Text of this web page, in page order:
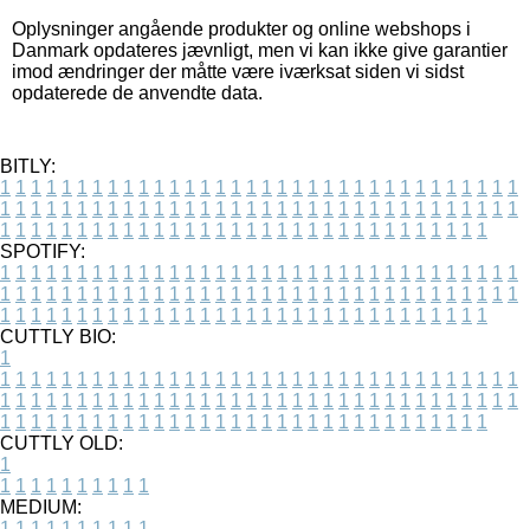
Oplysninger angående produkter og online webshops i
Danmark opdateres jævnligt, men vi kan ikke give garantier
imod ændringer der måtte være iværksat siden vi sidst
opdaterede de anvendte data.
BITLY:
1 1 1 1 1 1 1 1 1 1 1 1 1 1 1 1 1 1 1 1 1 1 1 1 1 1 1 1 1 1 1 1 1 1
1 1 1 1 1 1 1 1 1 1 1 1 1 1 1 1 1 1 1 1 1 1 1 1 1 1 1 1 1 1 1 1 1 1
1 1 1 1 1 1 1 1 1 1 1 1 1 1 1 1 1 1 1 1 1 1 1 1 1 1 1 1 1 1 1 1
SPOTIFY:
1 1 1 1 1 1 1 1 1 1 1 1 1 1 1 1 1 1 1 1 1 1 1 1 1 1 1 1 1 1 1 1 1 1
1 1 1 1 1 1 1 1 1 1 1 1 1 1 1 1 1 1 1 1 1 1 1 1 1 1 1 1 1 1 1 1 1 1
1 1 1 1 1 1 1 1 1 1 1 1 1 1 1 1 1 1 1 1 1 1 1 1 1 1 1 1 1 1 1 1
CUTTLY BIO:
1
1 1 1 1 1 1 1 1 1 1 1 1 1 1 1 1 1 1 1 1 1 1 1 1 1 1 1 1 1 1 1 1 1 1
1 1 1 1 1 1 1 1 1 1 1 1 1 1 1 1 1 1 1 1 1 1 1 1 1 1 1 1 1 1 1 1 1 1
1 1 1 1 1 1 1 1 1 1 1 1 1 1 1 1 1 1 1 1 1 1 1 1 1 1 1 1 1 1 1 1
CUTTLY OLD:
1
1 1 1 1 1 1 1 1 1 1
MEDIUM: